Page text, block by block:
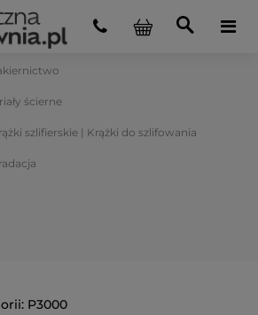
ścierne
szlifierskie | Krążki do szlifowania
P3000